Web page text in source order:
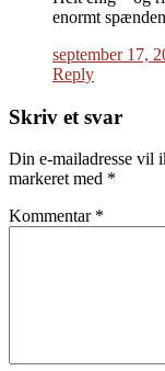
enormt
september 17,
Reply
Skriv et svar
Din e-mailadresse vil
markeret med *
Kommentar *